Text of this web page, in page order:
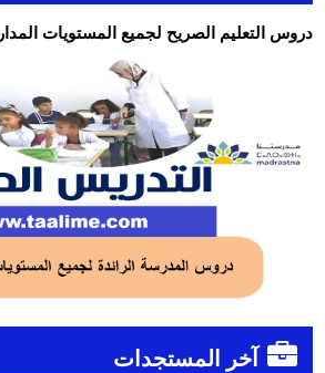
دروس التعليم الصريح لجميع المستويات المدارس
آخر المستجدات